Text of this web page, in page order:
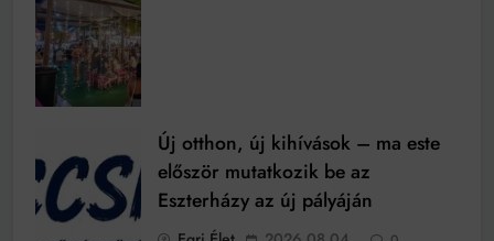
Új otthon, új kihívások – ma este
először mutatkozik be az
Eszterházy az új pályáján